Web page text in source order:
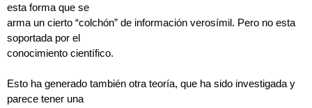
esta forma que se
arma un cierto “colchón” de información verosímil. Pero no esta
soportada por el
conocimiento científico.
Esto ha generado también otra teoría, que ha sido investigada y
parece tener una